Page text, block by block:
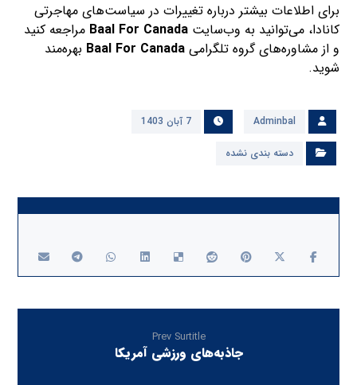
برای اطلاعات بیشتر درباره تغییرات در سیاست‌های مهاجرتی
کانادا، می‌توانید به وب‌سایتBaal For Canada مراجعه کنید
و از مشاوره‌های گروه تلگرامیBaal For Canada بهره‌مند
شوید.
Adminbal 7 آبان 1403
دسته بندی نشده
Prev Surtitle
جاذبه‌های ورزشی آمریکا